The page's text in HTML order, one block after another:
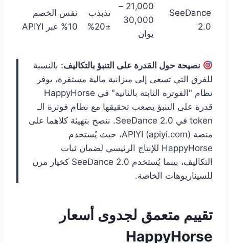
SeeDance
2.0
21,000 –
30,000
يوان
تذبذب
±20%
نفس الخصم
10% عبر APIYI
نصيحة حول القدرة على التنبؤ بالتكاليف: بالنسبة
للفرق التي تسعى إلى ميزانية مالية مستقرة، يوفر
نظام "الفوترة الثابتة بالثانية" في HappyHorse
قدرة على التنبؤ يصعب تحقيقها مع نظام فوترة الـ
token في SeeDance 2.0. ننصح بتهيئة كلاهما على
منصة APIYI (apiyi.com)، حيث يُستخدم
HappyHorse للإنتاج الرئيسي لضمان ثبات
التكاليف، بينما يُستخدم SeeDance 2.0 كخيار مرن
للسيناريوهات الخاصة.
تقييم متعمق لجدوى أسعار
HappyHorse